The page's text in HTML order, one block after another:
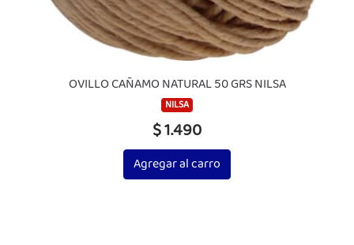
OVILLO CAÑAMO NATURAL 50 GRS NILSA
NILSA
$ 1.490
Agregar al carro